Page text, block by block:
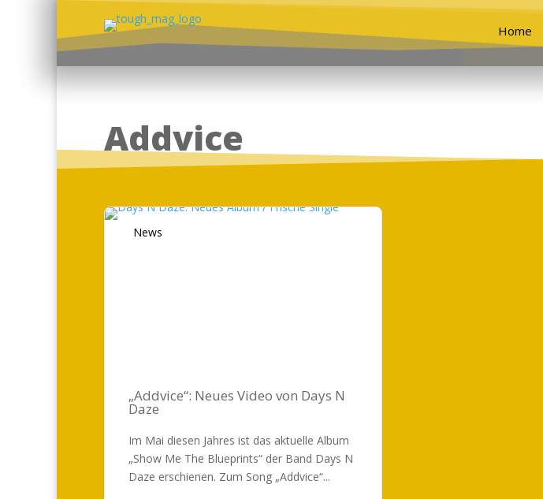
Home
Addvice
News
„Addvice“: Neues Video von Days N
Daze
Im Mai diesen Jahres ist das aktuelle Album
„Show Me The Blueprints“ der Band Days N
Daze erschienen. Zum Song „Addvice“...